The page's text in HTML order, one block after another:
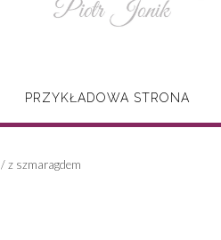
PRZYKŁADOWA STRONA
/ z szmaragdem